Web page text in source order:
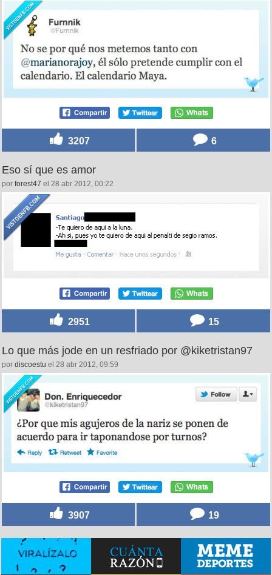
3207 6
Eso sí que es amor
por forest47 el 28 abr 2012, 00:22
2951 15
Lo que más jode en un resfriado por @kiketristan97
por discoestu el 28 abr 2012, 09:59
3907 19